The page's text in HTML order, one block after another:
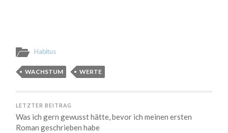
Habitus
WACHSTUM WERTE
LETZTER BEITRAG
Was ich gern gewusst hätte, bevor ich meinen ersten
Roman geschrieben habe